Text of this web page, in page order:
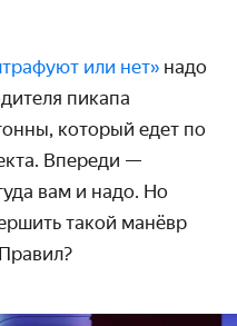
или нет» надо
пикапа
который едет по
Впереди —
вам и надо. Но
такой манёвр